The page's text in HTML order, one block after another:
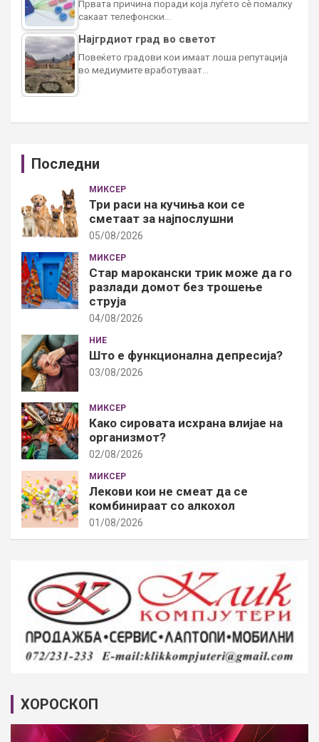
Првата причина поради која луѓето сè помалку
сакаат телефонски…
Најгрдиот град во светот
Повеќето градови кои имаат лоша репутација
во медиумите вработуваат…
Последни
МИКСЕР
Три раси на кучиња кои се
сметаат за најпослушни
05/08/2026
МИКСЕР
Стар марокански трик може да го
разлади домот без трошење
струја
04/08/2026
НИЕ
Што е функционална депресија?
03/08/2026
МИКСЕР
Како сировата исхрана влијае на
организмот?
02/08/2026
МИКСЕР
Лекови кои не смеат да се
комбинираат со алкохол
01/08/2026
ХОРОСКОП